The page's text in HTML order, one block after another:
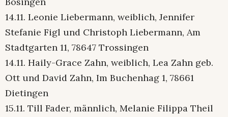
14.11. Leonie Liebermann, weiblich, Jennifer
Stefanie Figl und Christoph Liebermann, Am
Stadtgarten 11, 78647 Trossingen
14.11. Haily-Grace Zahn, weiblich, Lea Zahn geb.
Ott und David Zahn, Im Buchenhag 1, 78661
Dietingen
15.11. Till Fader, männlich, Melanie Filippa Theil